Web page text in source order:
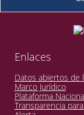
Enlaces
Datos abiertos de
Marco Jurídico
Plataforma
Transparencia